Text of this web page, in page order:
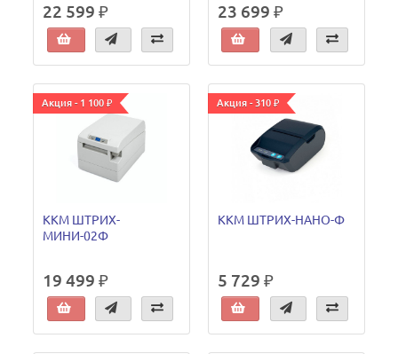
22 599 ₽ 23 699 ₽
Акция - 1 100 ₽
ККМ ШТРИХ-
МИНИ-02Ф
19 499 ₽
Акция - 310 ₽
ККМ ШТРИХ-НАНО-Ф
5 729 ₽